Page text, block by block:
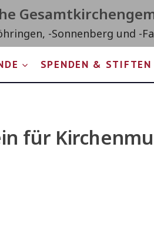
-Sonnenberg und -
SPENDEN & STIFTEN
für